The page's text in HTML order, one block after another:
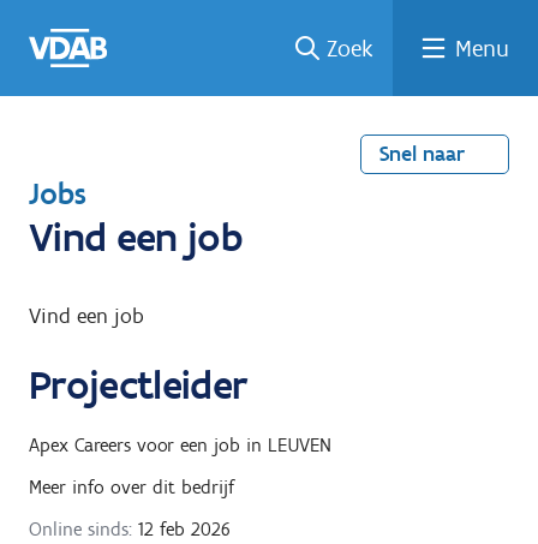
naar
een
een
job
naar
Zoek Menu
Snel naar
T
e
u
n
a
r
Jobs
Vind een job
Vind een job
Projectleider
Apex Careers voor een job in LEUVEN
Meer info over dit bedrijf
Online sinds: 12 feb 2026